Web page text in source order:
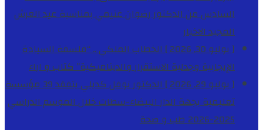
السادس من الدكتور رضوان غنيمي بمناسبة عيد العرش
المجيدالاخبار
[ يوليو 30, 2026 ]
الخطاب الملكي .. “فلسفة السيادة
الإيجابية وجدلية الاستقرار والديناميكية”كتاب و اراء
[ يوليو 29, 2026 ]
الدكتور نوفل كديلي يتفقد 39 مؤسسة
تعليمية بجهة الدار البيضاء-سطات خلال الموسم الدراسي
2025-2026
طب و صحة